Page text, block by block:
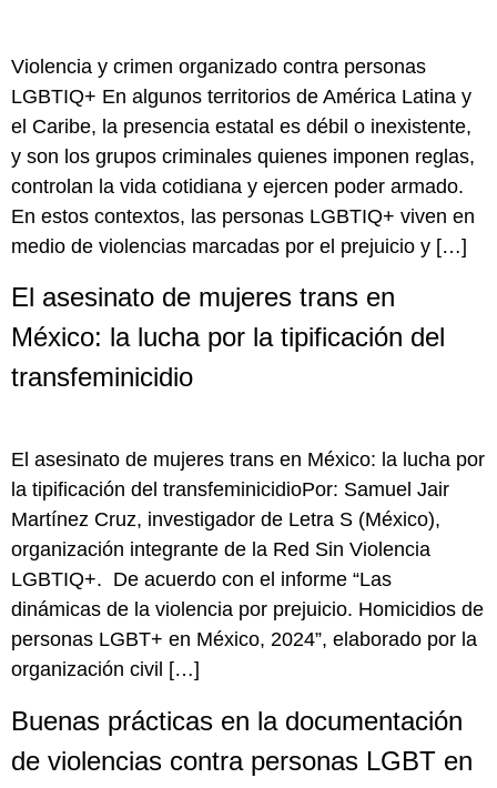
Violencia y crimen organizado contra personas
LGBTIQ+ En algunos territorios de América Latina y
el Caribe, la presencia estatal es débil o inexistente,
y son los grupos criminales quienes imponen reglas,
controlan la vida cotidiana y ejercen poder armado.
En estos contextos, las personas LGBTIQ+ viven en
medio de violencias marcadas por el prejuicio y […]
El asesinato de mujeres trans en
México: la lucha por la tipificación del
transfeminicidio
El asesinato de mujeres trans en México: la lucha por
la tipificación del transfeminicidioPor: Samuel Jair
Martínez Cruz, investigador de Letra S (México),
organización integrante de la Red Sin Violencia
LGBTIQ+. De acuerdo con el informe “Las
dinámicas de la violencia por prejuicio. Homicidios de
personas LGBT+ en México, 2024”, elaborado por la
organización civil […]
Buenas prácticas en la documentación
de violencias contra personas LGBT en